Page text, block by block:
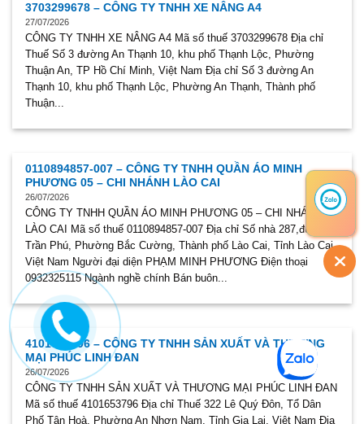
3703299678 – CÔNG TY TNHH XE NÂNG A4
27/07/2026
CÔNG TY TNHH XE NÂNG A4 Mã số thuế 3703299678 Địa chỉ
Thuế Số 3 đường An Thạnh 10, khu phố Thạnh Lộc, Phường
Thuận An, TP Hồ Chí Minh, Việt Nam Địa chỉ Số 3 đường An
Thạnh 10, khu phố Thạnh Lộc, Phường An Thạnh, Thành phố
Thuận...
0110894857-007 – CÔNG TY TNHH QUẦN ÁO MINH
PHƯƠNG 05 – CHI NHÁNH LÀO CAI
26/07/2026
CÔNG TY TNHH QUẦN ÁO MINH PHƯƠNG 05 – CHI NHÁNH
LÀO CAI Mã số thuế 0110894857-007 Địa chỉ Số nhà 287,đường
Trần Phú, Phường Bắc Cường, Thành phố Lào Cai, Tỉnh Lào Cai,
Việt Nam Người đại diện PHẠM MINH PHƯƠNG Điện thoại
0932325115 Ngành nghề chính Bán buôn...
4101653796 – CÔNG TY TNHH SẢN XUẤT VÀ THƯƠNG
MẠI PHÚC LINH ĐAN
26/07/2026
CÔNG TY TNHH SẢN XUẤT VÀ THƯƠNG MẠI PHÚC LINH ĐAN
Mã số thuế 4101653796 Địa chỉ Thuế 322 Lê Quý Đôn, Tổ Dân
Phố Tân Hoà, Phường An Nhơn Nam, Tỉnh Gia Lai, Việt Nam Địa